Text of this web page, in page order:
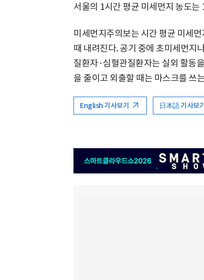
서울의 1시간 평균 미세먼지 농도
미세먼지주의보는 시간 평균 미세
때 내려진다. 공기 중에 초미세먼지
질환자·심혈관질환자는 실외 활동
을 줄이고 외출할 때는 마스크를 쓰
English 기사보기 日本語 기사보